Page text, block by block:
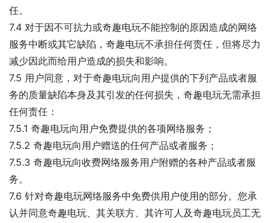
任。
7.4 对于因不可抗力或奇趣电玩不能控制的原因造成的网络
服务中断或其它缺陷，奇趣电玩不承担任何责任，但将尽力
减少因此而给用户造成的损失和影响。
7.5 用户同意，对于奇趣电玩向用户提供的下列产品或者服
务的质量缺陷本身及其引发的任何损失，奇趣电玩无需承担
任何责任：
7.5.1 奇趣电玩向用户免费提供的各项网络服务；
7.5.2 奇趣电玩向用户赠送的任何产品或者服务；
7.5.3 奇趣电玩向收费网络服务用户附赠的各种产品或者服
务。
7.6 针对奇趣电玩网络服务中免费供用户使用的部分。您承
认并同意奇趣电玩、其关联方、其许可人及奇趣电玩员工无